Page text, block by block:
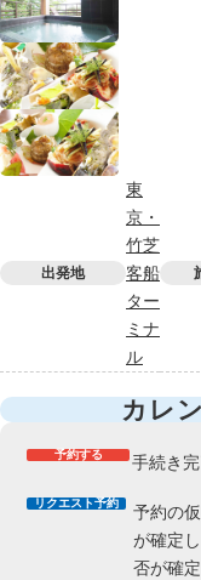
出発地
東
京・
竹芝
客船
ター
ミナ
ル
カレ
予約する 手続き
リクエスト予約
予約の
が確定
否が確定